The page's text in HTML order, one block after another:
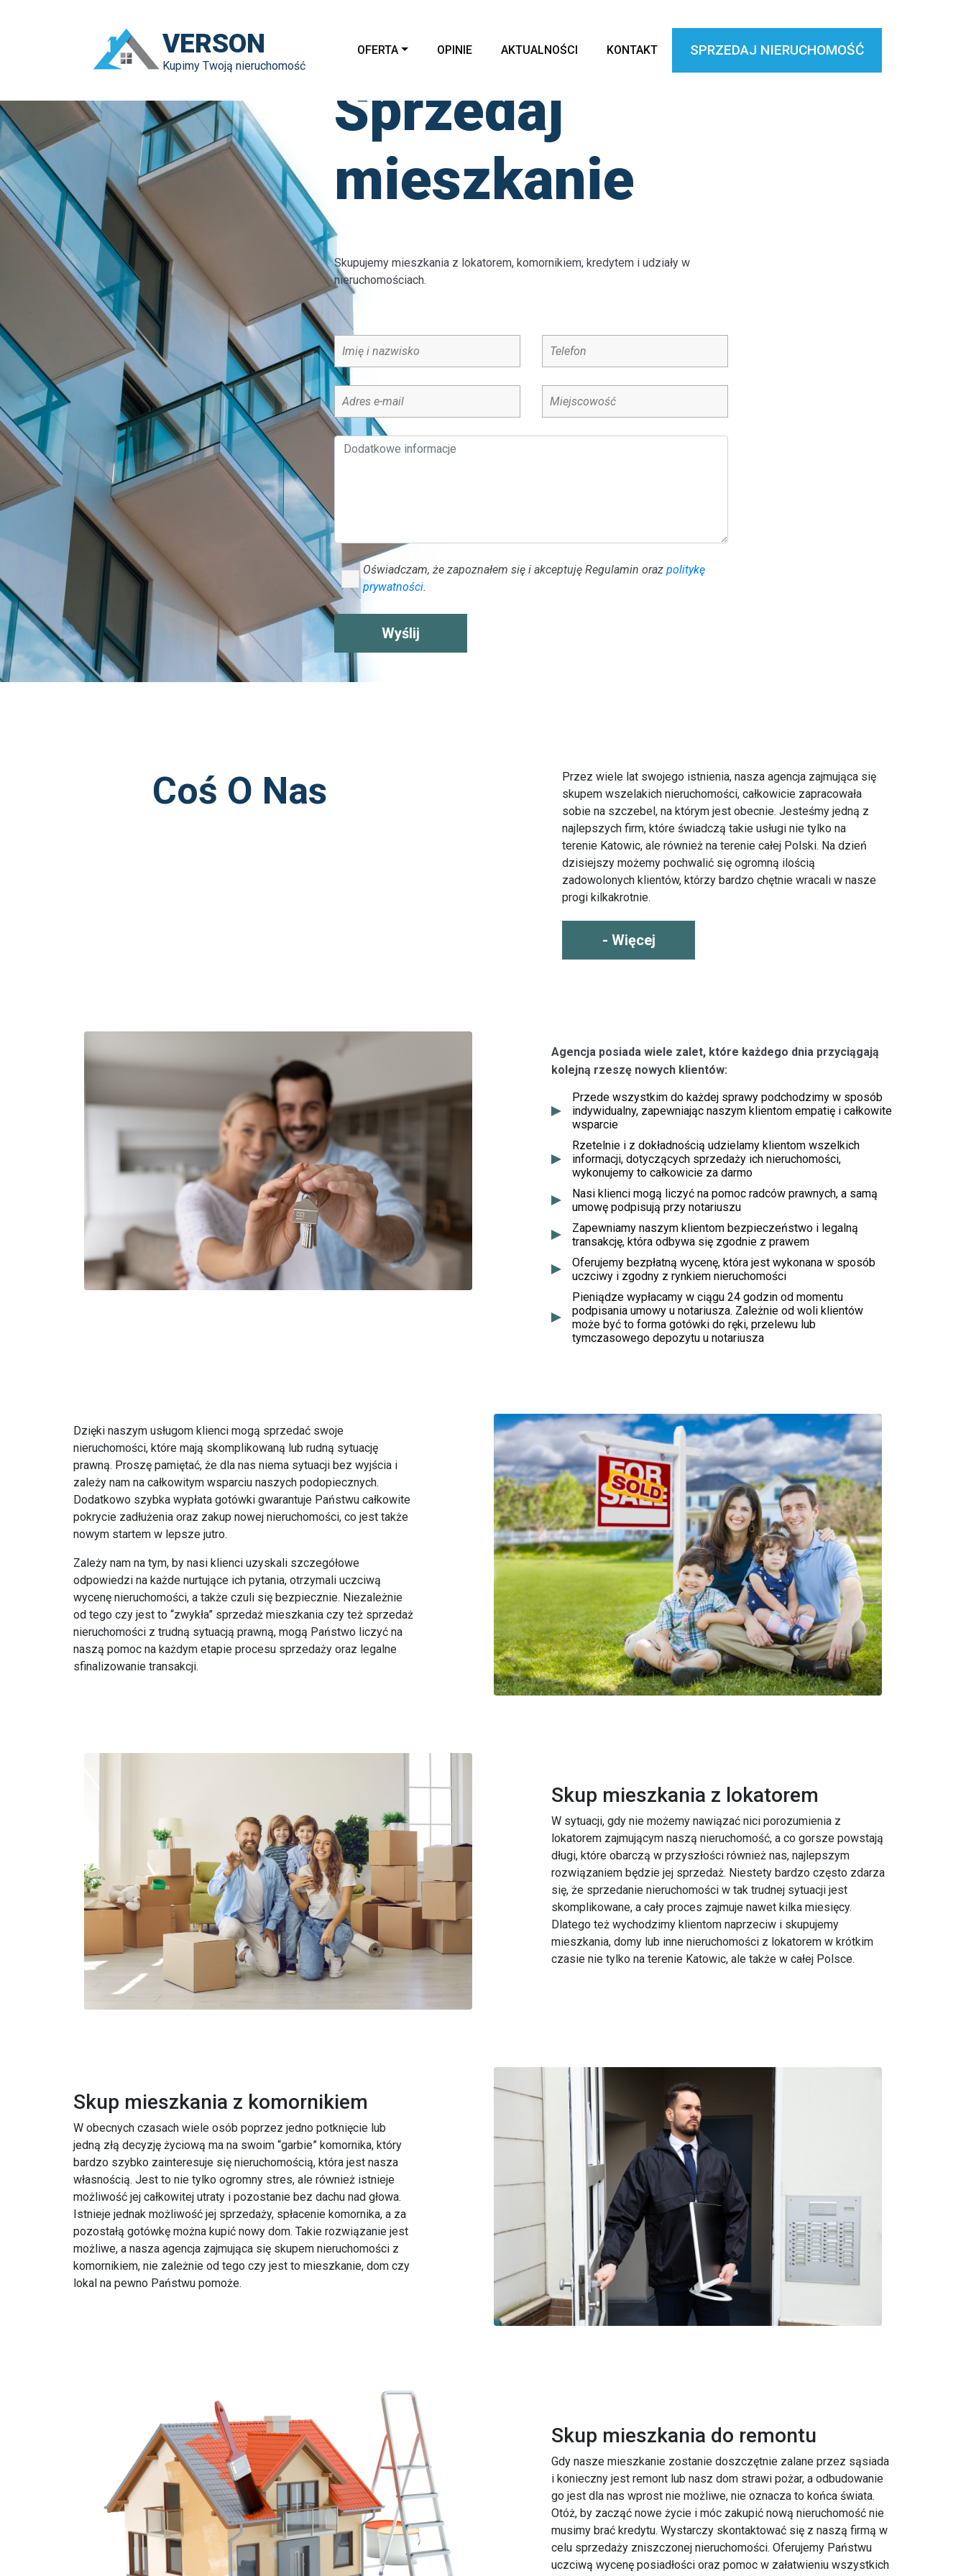
VERSON
Kupimy Twoją nieruchomość
OFERTA OPINIE AKTUALNOŚCI KONTAKT SPRZEDAJ NIERUCHOMOŚĆ
Sprzedaj
mieszkanie
Skupujemy mieszkania z lokatorem, komornikiem, kredytem i udziały w
nieruchomościach.
Oświadczam, że zapoznałem się i akceptuję Regulamin orazpolitykę
prywatności.
Wyślij
Coś O Nas
Przez wiele lat swojego istnienia, nasza agencja zajmująca się
skupem wszelakich nieruchomości, całkowicie zapracowała
sobie na szczebel, na którym jest obecnie. Jesteśmy jedną z
najlepszych firm, które świadczą takie usługi nie tylko na
terenie Katowic, ale również na terenie całej Polski. Na dzień
dzisiejszy możemy pochwalić się ogromną ilością
zadowolonych klientów, którzy bardzo chętnie wracali w nasze
progi kilkakrotnie.
- Więcej
Agencja posiada wiele zalet, które każdego dnia przyciągają
kolejną rzeszę nowych klientów:
Przede wszystkim do każdej sprawy podchodzimy w sposób
indywidualny, zapewniając naszym klientom empatię i całkowite
wsparcie
Rzetelnie i z dokładnością udzielamy klientom wszelkich
informacji, dotyczących sprzedaży ich nieruchomości,
wykonujemy to całkowicie za darmo
Nasi klienci mogą liczyć na pomoc radców prawnych, a samą
umowę podpisują przy notariuszu
Zapewniamy naszym klientom bezpieczeństwo i legalną
transakcję, która odbywa się zgodnie z prawem
Oferujemy bezpłatną wycenę, która jest wykonana w sposób
uczciwy i zgodny z rynkiem nieruchomości
Pieniądze wypłacamy w ciągu 24 godzin od momentu
podpisania umowy u notariusza. Zależnie od woli klientów
może być to forma gotówki do ręki, przelewu lub
tymczasowego depozytu u notariusza
Dzięki naszym usługom klienci mogą sprzedać swoje
nieruchomości, które mają skomplikowaną lub rudną sytuację
prawną. Proszę pamiętać, że dla nas niema sytuacji bez wyjścia i
zależy nam na całkowitym wsparciu naszych podopiecznych.
Dodatkowo szybka wypłata gotówki gwarantuje Państwu całkowite
pokrycie zadłużenia oraz zakup nowej nieruchomości, co jest także
nowym startem w lepsze jutro.
Zależy nam na tym, by nasi klienci uzyskali szczegółowe
odpowiedzi na każde nurtujące ich pytania, otrzymali uczciwą
wycenę nieruchomości, a także czuli się bezpiecznie. Niezależnie
od tego czy jest to “zwykła” sprzedaż mieszkania czy też sprzedaż
nieruchomości z trudną sytuacją prawną, mogą Państwo liczyć na
naszą pomoc na każdym etapie procesu sprzedaży oraz legalne
sfinalizowanie transakcji.
Skup mieszkania z lokatorem
W sytuacji, gdy nie możemy nawiązać nici porozumienia z
lokatorem zajmującym naszą nieruchomość, a co gorsze powstają
długi, które obarczą w przyszłości również nas, najlepszym
rozwiązaniem będzie jej sprzedaż. Niestety bardzo często zdarza
się, że sprzedanie nieruchomości w tak trudnej sytuacji jest
skomplikowane, a cały proces zajmuje nawet kilka miesięcy.
Dlatego też wychodzimy klientom naprzeciw i skupujemy
mieszkania, domy lub inne nieruchomości z lokatorem w krótkim
czasie nie tylko na terenie Katowic, ale także w całej Polsce.
Skup mieszkania z komornikiem
W obecnych czasach wiele osób poprzez jedno potknięcie lub
jedną złą decyzję życiową ma na swoim “garbie” komornika, który
bardzo szybko zainteresuje się nieruchomością, która jest nasza
własnością. Jest to nie tylko ogromny stres, ale również istnieje
możliwość jej całkowitej utraty i pozostanie bez dachu nad głowa.
Istnieje jednak możliwość jej sprzedaży, spłacenie komornika, a za
pozostałą gotówkę można kupić nowy dom. Takie rozwiązanie jest
możliwe, a nasza agencja zajmująca się skupem nieruchomości z
komornikiem, nie zależnie od tego czy jest to mieszkanie, dom czy
lokal na pewno Państwu pomoże.
Skup mieszkania do remontu
Gdy nasze mieszkanie zostanie doszczętnie zalane przez sąsiada
i konieczny jest remont lub nasz dom strawi pożar, a odbudowanie
go jest dla nas wprost nie możliwe, nie oznacza to końca świata.
Otóż, by zacząć nowe życie i móc zakupić nową nieruchomość nie
musimy brać kredytu. Wystarczy skontaktować się z naszą firmą w
celu sprzedaży zniszczonej nieruchomości. Oferujemy Państwu
uczciwą wycenę posiadłości oraz pomoc w załatwieniu wszystkich